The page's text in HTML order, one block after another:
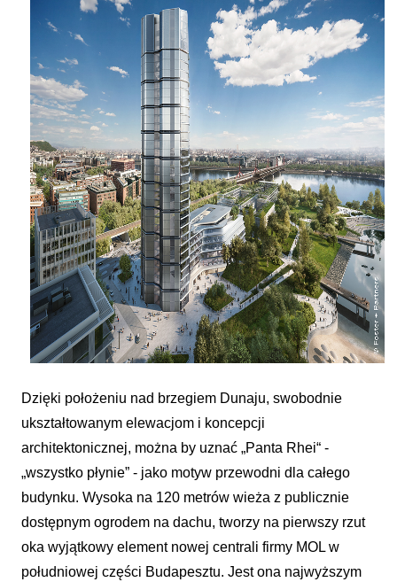
Dzięki położeniu nad brzegiem Dunaju, swobodnie
ukształtowanym elewacjom i koncepcji
architektonicznej, można by uznać „Panta Rhei“ -
„wszystko płynie” - jako motyw przewodni dla całego
budynku. Wysoka na 120 metrów wieża z publicznie
dostępnym ogrodem na dachu, tworzy na pierwszy rzut
oka wyjątkowy element nowej centrali firmy MOL w
południowej części Budapesztu. Jest ona najwyższym